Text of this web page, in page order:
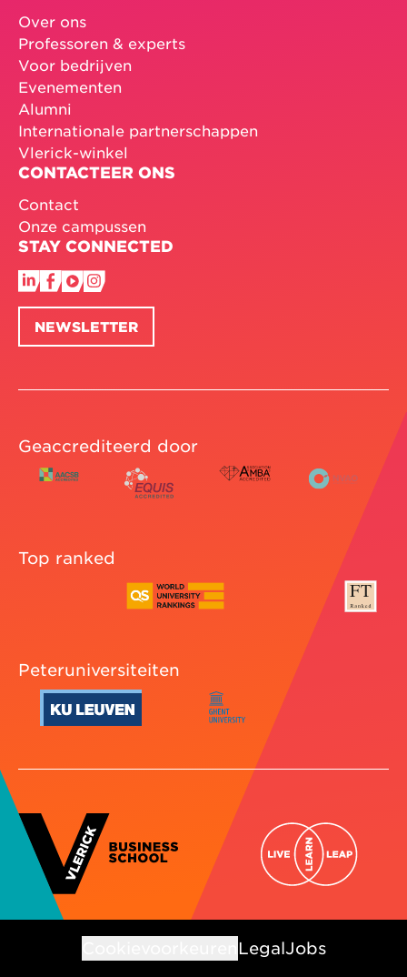
Over ons
Professoren & experts
Voor bedrijven
Evenementen
Alumni
Internationale partnerschappen
Vlerick-winkel
CONTACTEER ONS
Contact
Onze campussen
STAY CONNECTED
NEWSLETTER
Geaccrediteerd door
Top ranked
Peteruniversiteiten
LegalJobs